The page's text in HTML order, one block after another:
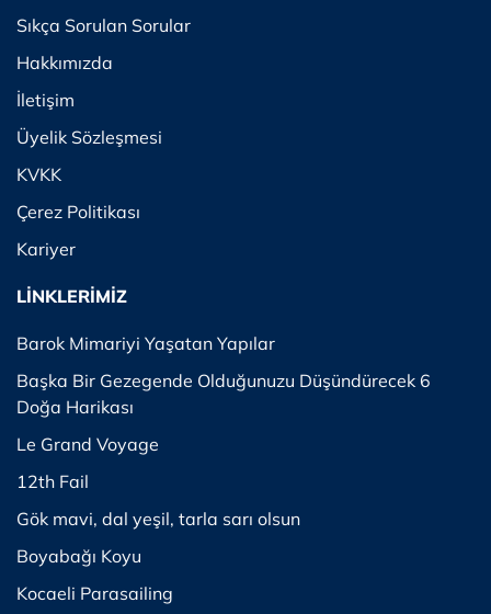
Sıkça Sorulan Sorular
Hakkımızda
İletişim
Üyelik Sözleşmesi
KVKK
Çerez Politikası
Kariyer
LİNKLERİMİZ
Barok Mimariyi Yaşatan Yapılar
Başka Bir Gezegende Olduğunuzu Düşündürecek 6
Doğa Harikası
Le Grand Voyage
12th Fail
Gök mavi, dal yeşil, tarla sarı olsun
Boyabağı Koyu
Kocaeli Parasailing